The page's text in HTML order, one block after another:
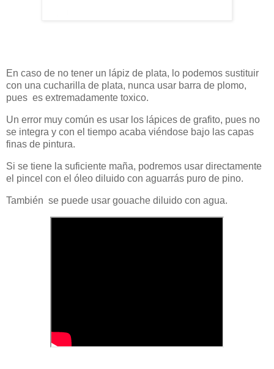
En caso de no tener un lápiz de plata, lo podemos sustituir
con una cucharilla de plata, nunca usar barra de plomo,
pues es extremadamente toxico.
Un error muy común es usar los lápices de grafito, pues no
se integra y con el tiempo acaba viéndose bajo las capas
finas de pintura.
Si se tiene la suficiente maña, podremos usar directamente
el pincel con el óleo diluido con aguarrás puro de pino.
También se puede usar gouache diluido con agua.